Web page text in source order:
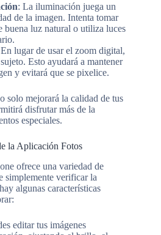
: La iluminación juega un
de la imagen. Intenta tomar
buena luz natural o utiliza luces
lugar de usar el zoom digital,
Esto ayudará a mantener
y evitará que se pixelice.
solo mejorará la calidad de tus
disfrutar más de la
especiales.
la Aplicación Fotos
ofrece una variedad de
simplemente verificar la
algunas características
editar tus imágenes